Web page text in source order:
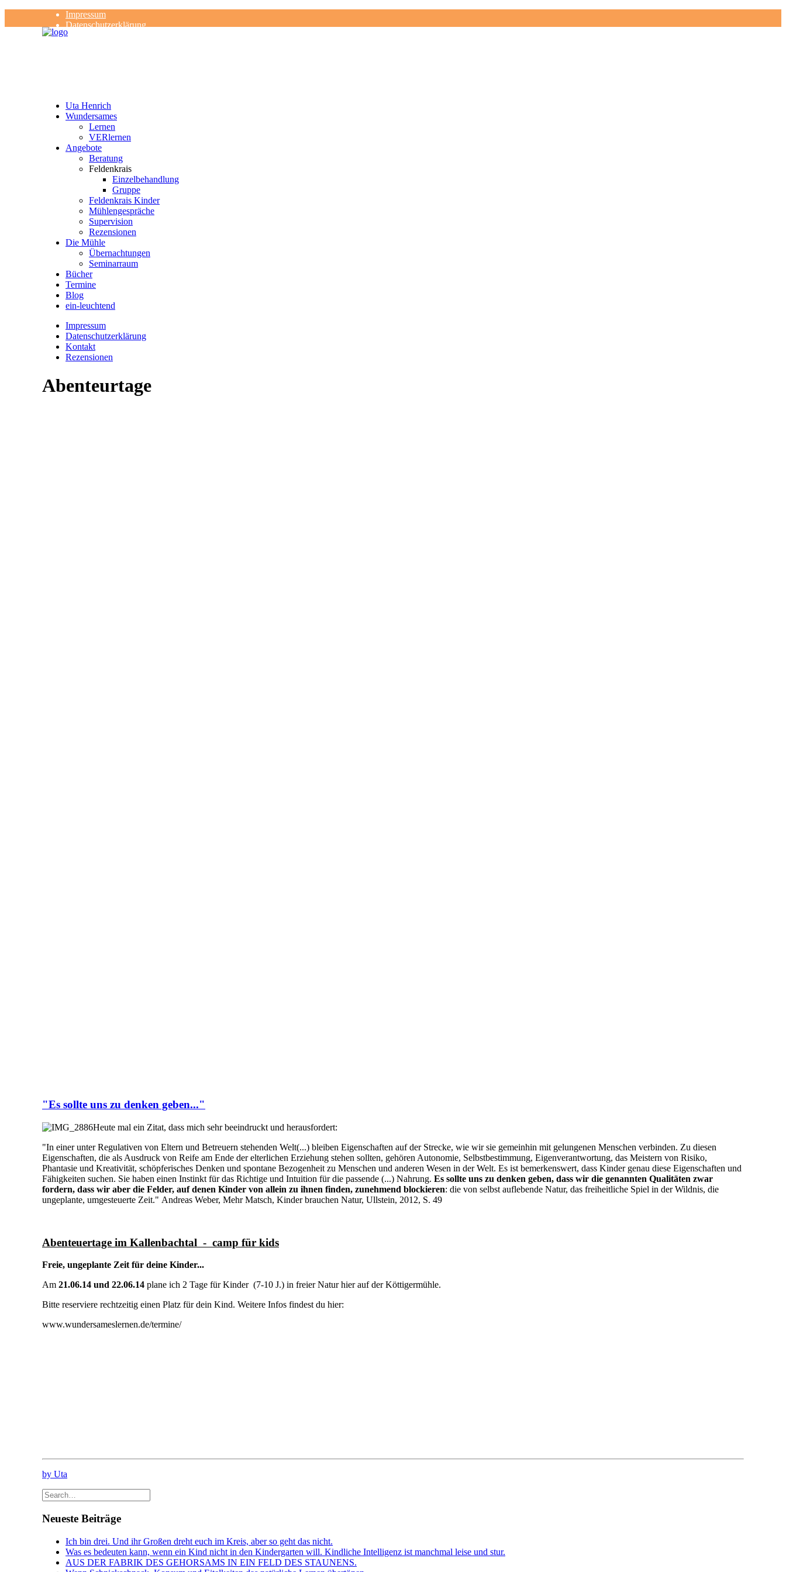
Impressum
Datenschutzerklärung
Kontakt
Uta Henrich
Wundersames
Lernen
VERlernen
Angebote
Beratung
Feldenkrais
Einzelbehandlung
Gruppe
Feldenkrais Kinder
Mühlengespräche
Supervision
Rezensionen
Die Mühle
Übernachtungen
Seminarraum
Bücher
Termine
Blog
ein-leuchtend
Impressum
Datenschutzerklärung
Kontakt
Rezensionen
Abenteurtage
"Es sollte uns zu denken geben..."
Heute mal ein Zitat, dass mich sehr beeindruckt und herausfordert:
"In einer unter Regulativen von Eltern und Betreuern stehenden Welt(...) bleiben Eigenschaften auf der Strecke, wie wir sie gemeinhin mit gelungenen Menschen verbinden. Zu diesen
Eigenschaften, die als Ausdruck von Reife am Ende der elterlichen Erziehung stehen sollten, gehören Autonomie, Selbstbestimmung, Eigenverantwortung, das Meistern von Risiko,
Phantasie und Kreativität, schöpferisches Denken und spontane Bezogenheit zu Menschen und anderen Wesen in der Welt. Es ist bemerkenswert, dass Kinder genau diese Eigenschaften und
Fähigkeiten suchen. Sie haben einen Instinkt für das Richtige und Intuition für die passende (...) Nahrung. Es sollte uns zu denken geben, dass wir die genannten Qualitäten zwar
fordern, dass wir aber die Felder, auf denen Kinder von allein zu ihnen finden, zunehmend blockieren: die von selbst auflebende Natur, das freiheitliche Spiel in der Wildnis, die
ungeplante, umgesteuerte Zeit." Andreas Weber, Mehr Matsch, Kinder brauchen Natur, Ullstein, 2012, S. 49
Abenteuertage im Kallenbachtal - camp für kids
Freie, ungeplante Zeit für deine Kinder...
Am 21.06.14 und 22.06.14 plane ich 2 Tage für Kinder (7-10 J.) in freier Natur hier auf der Köttigermühle.
Bitte reserviere rechtzeitig einen Platz für dein Kind. Weitere Infos findest du hier:
www.wundersameslernen.de/termine/
by Uta
Neueste Beiträge
Ich bin drei. Und ihr Großen dreht euch im Kreis, aber so geht das nicht.
Was es bedeuten kann, wenn ein Kind nicht in den Kindergarten will. Kindliche Intelligenz ist manchmal leise und stur.
AUS DER FABRIK DES GEHORSAMS IN EIN FELD DES STAUNENS.